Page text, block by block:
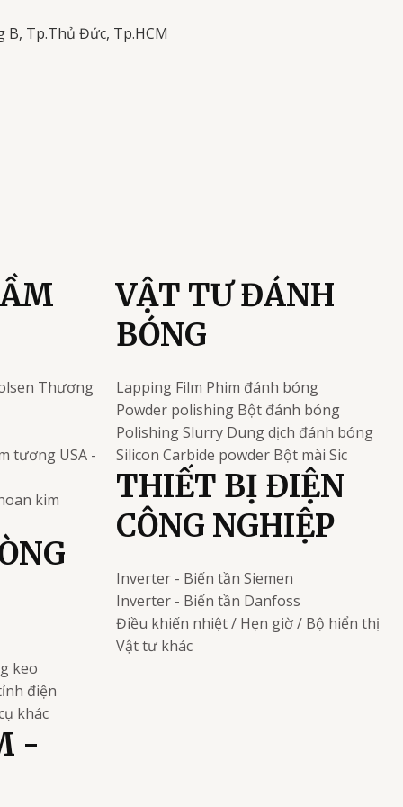
B, Tp.Thủ Đức, Tp.HCM
Thương
tương USA -
kim
keo
điện
khác
-
VẬT TƯ ĐÁNH
BÓNG
Lapping Film Phim đánh bóng
Powder polishing Bột đánh bóng
Polishing Slurry Dung dịch đánh bóng
Silicon Carbide powder Bột mài Sic
THIẾT BỊ ĐIỆN
CÔNG NGHIỆP
Inverter - Biến tần Siemen
Inverter - Biến tần Danfoss
Điều khiến nhiệt / Hẹn giờ / Bộ hiển thị
Vật tư khác